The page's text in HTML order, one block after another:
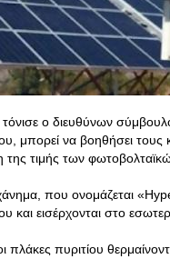
ο διευθύνων
μπορεί να βοηθήσει
τιμής των
που ονομάζεται
και εισέρχονται στο
πλάκες πυριτίου